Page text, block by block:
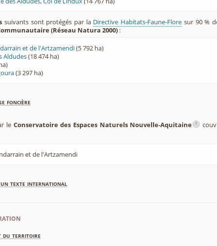
suivants sont protégés par la Directive Habitats-Faune-Flore sur 90 %
(Réseau Natura 2000) :
et de l'Artzamendi(5 792 ha)
Aldudes(18 474 ha)
(3 297 ha)
foncière
le Conservatoire des Espaces Naturels Nouvelle-Aquitaine i
et de l'Artzamendi
texte international
du territoire